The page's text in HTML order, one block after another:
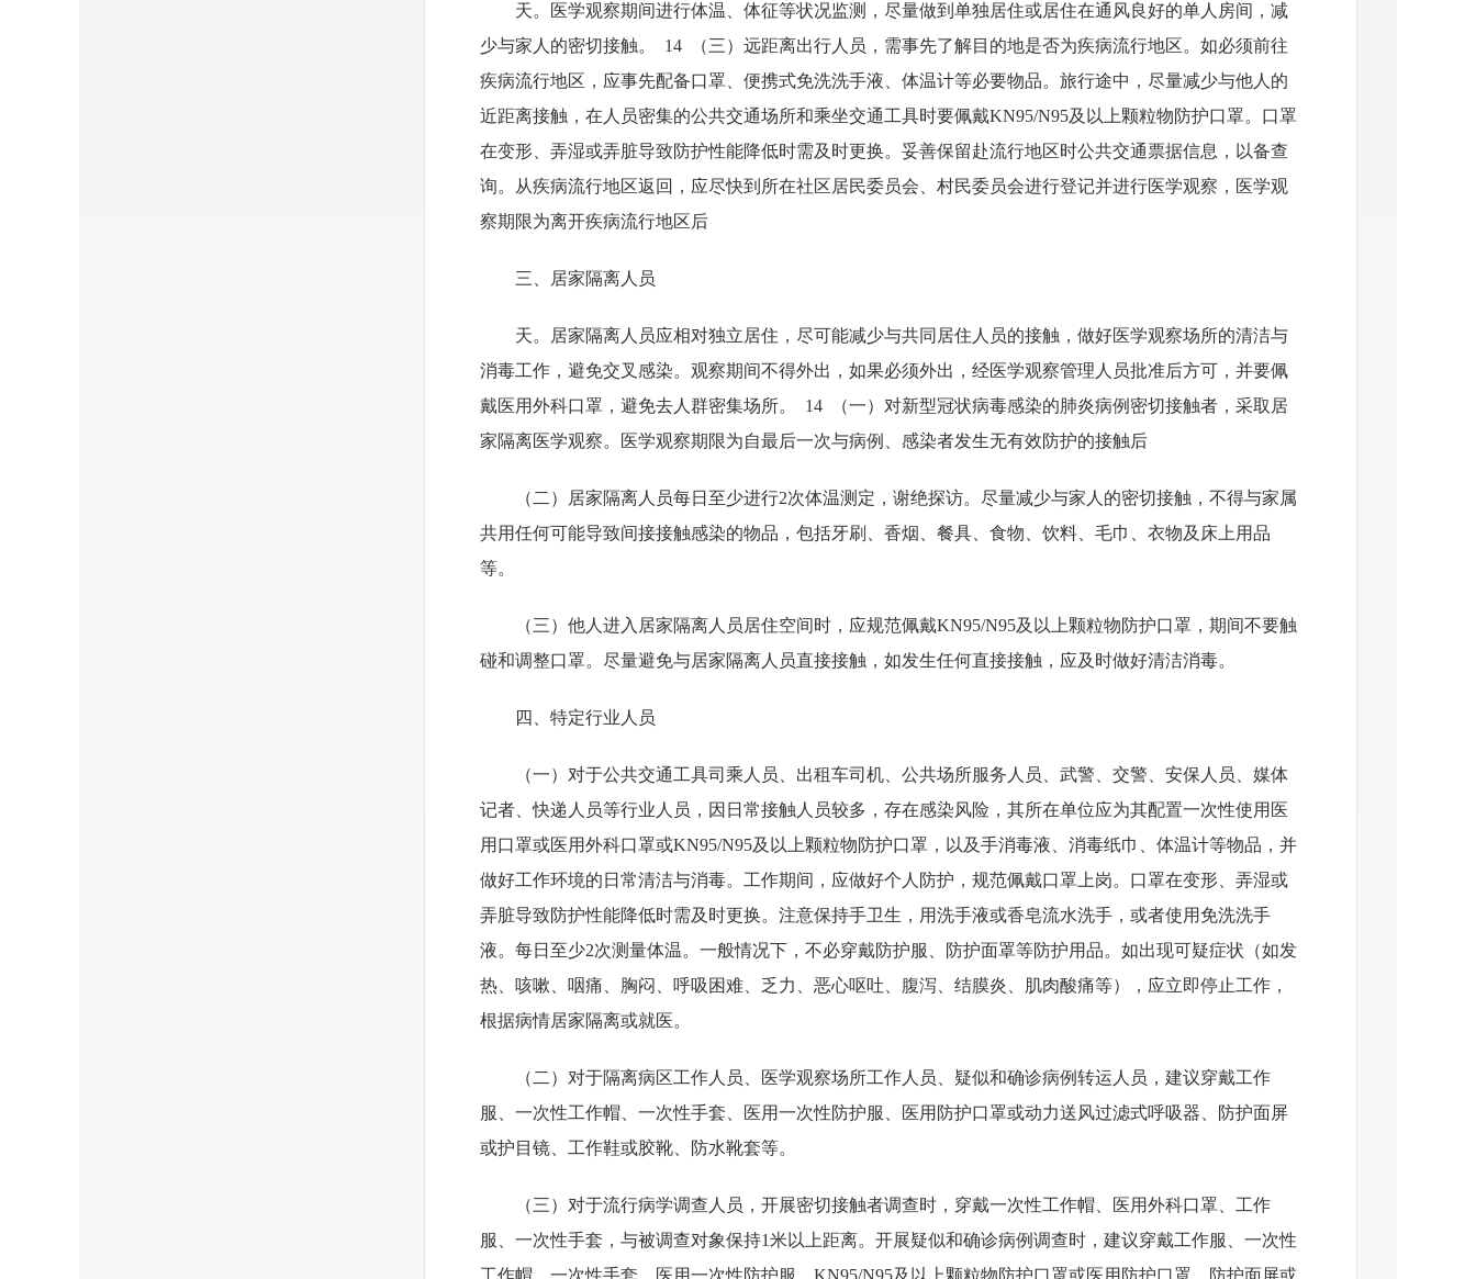
天。医学观察期间进行体温、体征等状况监测，尽量做到单独居住或居住在通风良好的单人房间，减
少与家人的密切接触。
14
（三）远距离出行人员，需事先了解目的地是否为疾病流行地区。如必须前往
疾病流行地区，应事先配备口罩、便携式免洗洗手液、体温计等必要物品。旅行途中，尽量减少与他人的
近距离接触，在人员密集的公共交通场所和乘坐交通工具时要佩戴KN95/N95及以上颗粒物防护口罩。口罩
在变形、弄湿或弄脏导致防护性能降低时需及时更换。妥善保留赴流行地区时公共交通票据信息，以备查
询。从疾病流行地区返回，应尽快到所在社区居民委员会、村民委员会进行登记并进行医学观察，医学观
察期限为离开疾病流行地区后
三、居家隔离人员
天。居家隔离人员应相对独立居住，尽可能减少与共同居住人员的接触，做好医学观察场所的清洁与
消毒工作，避免交叉感染。观察期间不得外出，如果必须外出，经医学观察管理人员批准后方可，并要佩
戴医用外科口罩，避免去人群密集场所。
14
（一）对新型冠状病毒感染的肺炎病例密切接触者，采取居
家隔离医学观察。医学观察期限为自最后一次与病例、感染者发生无有效防护的接触后
（二）居家隔离人员每日至少进行2次体温测定，谢绝探访。尽量减少与家人的密切接触，不得与家属
共用任何可能导致间接接触感染的物品，包括牙刷、香烟、餐具、食物、饮料、毛巾、衣物及床上用品
等。
（三）他人进入居家隔离人员居住空间时，应规范佩戴KN95/N95及以上颗粒物防护口罩，期间不要触
碰和调整口罩。尽量避免与居家隔离人员直接接触，如发生任何直接接触，应及时做好清洁消毒。
四、特定行业人员
（一）对于公共交通工具司乘人员、出租车司机、公共场所服务人员、武警、交警、安保人员、媒体
记者、快递人员等行业人员，因日常接触人员较多，存在感染风险，其所在单位应为其配置一次性使用医
用口罩或医用外科口罩或KN95/N95及以上颗粒物防护口罩，以及手消毒液、消毒纸巾、体温计等物品，并
做好工作环境的日常清洁与消毒。工作期间，应做好个人防护，规范佩戴口罩上岗。口罩在变形、弄湿或
弄脏导致防护性能降低时需及时更换。注意保持手卫生，用洗手液或香皂流水洗手，或者使用免洗洗手
液。每日至少2次测量体温。一般情况下，不必穿戴防护服、防护面罩等防护用品。如出现可疑症状（如发
热、咳嗽、咽痛、胸闷、呼吸困难、乏力、恶心呕吐、腹泻、结膜炎、肌肉酸痛等），应立即停止工作，
根据病情居家隔离或就医。
（二）对于隔离病区工作人员、医学观察场所工作人员、疑似和确诊病例转运人员，建议穿戴工作
服、一次性工作帽、一次性手套、医用一次性防护服、医用防护口罩或动力送风过滤式呼吸器、防护面屏
或护目镜、工作鞋或胶靴、防水靴套等。
（三）对于流行病学调查人员，开展密切接触者调查时，穿戴一次性工作帽、医用外科口罩、工作
服、一次性手套，与被调查对象保持1米以上距离。开展疑似和确诊病例调查时，建议穿戴工作服、一次性
工作帽、一次性手套、医用一次性防护服、KN95/N95及以上颗粒物防护口罩或医用防护口罩、防护面屏或